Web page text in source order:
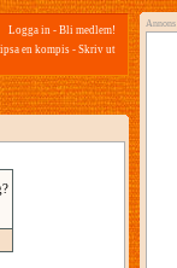
Logga in - Bli medlem!
en kompis - Skriv ut
Annons